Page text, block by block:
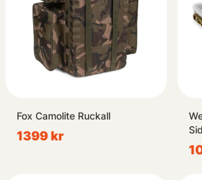
Fox Camolite Ruckall
1399 kr